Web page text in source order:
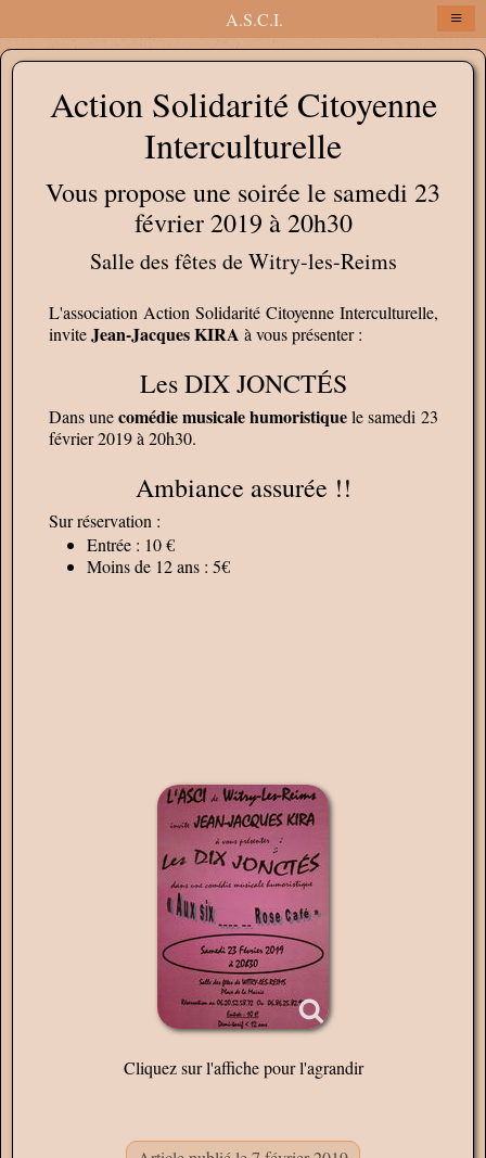
Action Solidarité Citoyenne
Interculturelle
Vous propose une soirée le samedi 23
février 2019 à 20h30
Salle des fêtes de Witry-les-Reims
L'association Action Solidarité Citoyenne Interculturelle,
inviteJean-Jacques KIRA à vous présenter :
Les DIX JONCTÉS
Dans unecomédie musicale humoristiquele samedi 23
février 2019 à 20h30.
Ambiance assurée !!
Sur réservation :
Entrée : 10 €
Moins de 12 ans : 5€
Cliquez sur l'affiche pour l'agrandir
A.S.C.I. ≡